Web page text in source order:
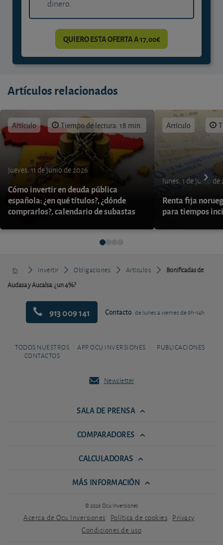
dinero.
QUIERO ESTA OFERTA A 17,00€
Artículos relacionados
Artículo Tiempo de lectura: 18 min.
jueves, 11 de junio de 2026
Cómo invertir en deuda pública
española: ¿en qué títulos?, ¿dónde
comprarlos?, calendario de subastas
Artículo
lunes, 1 de junio de
Renta fija
para tiempos
Invertir Obligaciones Artículos
Bonificadas de
Audasa y Aucalsa: ¿un 4%?
913 009 141 Contacto de lunes a viernes de 9h-14h
TODOS NUESTROS
CONTACTOS
APP OCU INVERSIONES PUBLICACIONES
Newsletter
SALA DE PRENSA
COMPARADORES
CALCULADORAS
MÁS INFORMACIÓN
© 2026 Ocu Inversiones
Acerca de Ocu Inversiones Política de cookies Privacy
Condiciones de uso